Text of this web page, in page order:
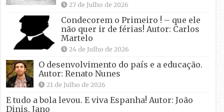
27 de Julho de 2026
Condecorem o Primeiro ! – que ele
não quer ir de férias! Autor: Carlos
Martelo
24 de Julho de 2026
O desenvolvimento do país e a educação.
Autor: Renato Nunes
21 de Julho de 2026
E tudo a bola levou. E viva Espanha! Autor: João
Dinis, Jano